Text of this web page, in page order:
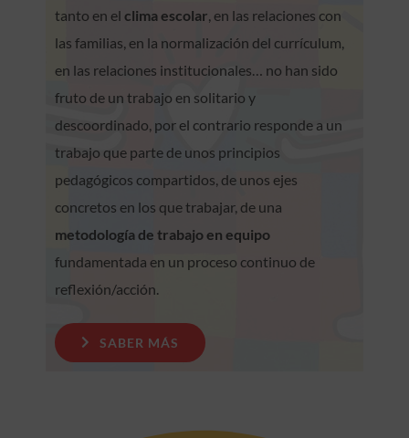
tanto en el clima escolar, en las relaciones con
las familias, en la normalización del currículum,
en las relaciones institucionales… no han sido
fruto de un trabajo en solitario y
descoordinado, por el contrario responde a un
trabajo que parte de unos principios
pedagógicos compartidos, de unos ejes
concretos en los que trabajar, de una
metodología de trabajo en equipo
fundamentada en un proceso continuo de
reflexión/acción.
SABER MÁS